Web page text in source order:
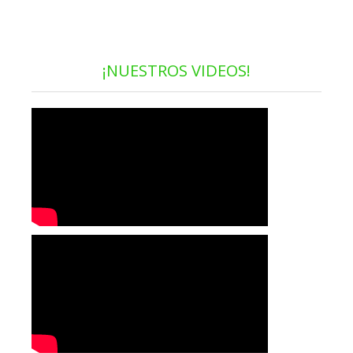
¡NUESTROS VIDEOS!